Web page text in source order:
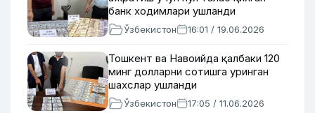
банк ходимлари ушланди
Ўзбекистон 16:01 / 19.06.2026
Тошкент ва Навоийда қалбаки 120
минг долларни сотишга уринган
шахслар ушланди
Ўзбекистон 17:05 / 11.06.2026